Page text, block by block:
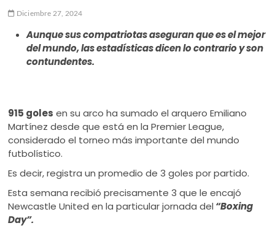
ú
Diciembre 27, 2024
Aunque sus compatriotas aseguran que es el mejor
del mundo, las estadísticas dicen lo contrario y son
contundentes.
915 goles en su arco ha sumado el arquero Emiliano
Martínez desde que está en la Premier League,
considerado el torneo más importante del mundo
futbolístico.
Es decir, registra un promedio de 3 goles por partido.
Esta semana recibió precisamente 3 que le encajó
Newcastle United en la particular jornada del “Boxing
Day”.